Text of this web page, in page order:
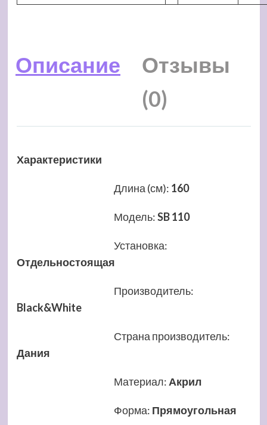
Описание
Отзывы
(0)
Характеристики
Длина (см): 160
Модель:SB 110
Установка:
Отдельностоящая
Производитель:
Black&White
Страна производитель:
Дания
Материал: Акрил
Форма: Прямоугольная